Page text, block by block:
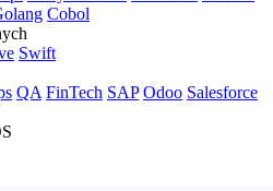
Cobol
Swift
QA FinTech SAP Odoo Salesforce